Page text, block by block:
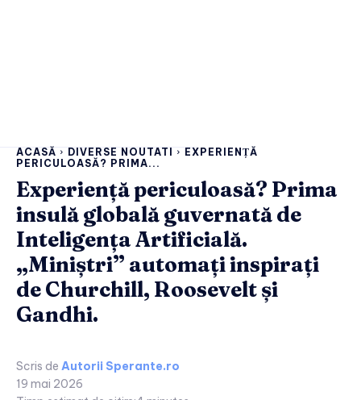
ACASĂ DIVERSE NOUTATI
EXPERIENȚĂ
PERICULOASĂ? PRIMA...
Experiență periculoasă? Prima
insulă globală guvernată de
Inteligența Artificială.
„Miniștri” automați inspirați
de Churchill, Roosevelt și
Gandhi.
Scris de Autorii Sperante.ro
19 mai 2026